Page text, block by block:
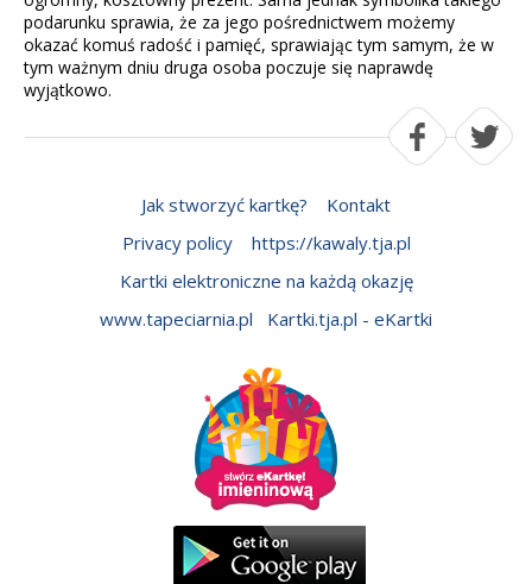
podarunku sprawia, że za jego pośrednictwem możemy
okazać komuś radość i pamięć, sprawiając tym samym, że w
tym ważnym dniu druga osoba poczuje się naprawdę
wyjątkowo.
Jak stworzyć kartkę?
Kontakt
Privacy policy
https://kawaly.tja.pl
Kartki elektroniczne na każdą okazję
www.tapeciarnia.pl
Kartki.tja.pl - eKartki